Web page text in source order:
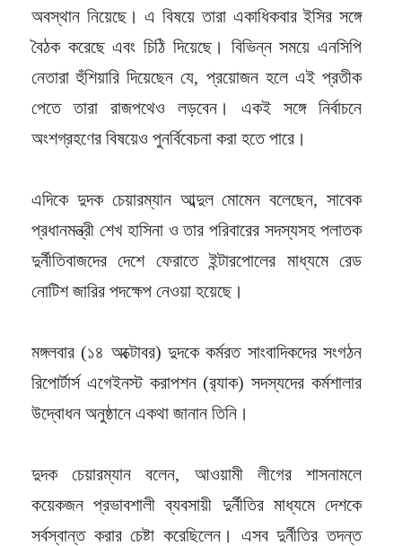
অবস্থান নিয়েছে। এ বিষয়ে তারা একাধিকবার ইসির সঙ্গে
বৈঠক করেছে এবং চিঠি দিয়েছে। বিভিন্ন সময়ে এনসিপি
নেতারা হুঁশিয়ারি দিয়েছেন যে, প্রয়োজন হলে এই প্রতীক
পেতে তারা রাজপথেও লড়বেন। একই সঙ্গে নির্বাচনে
অংশগ্রহণের বিষয়েও পুনর্বিবেচনা করা হতে পারে।
এদিকে দুদক চেয়ারম্যান আব্দুল মোমেন বলেছেন, সাবেক
প্রধানমন্ত্রী শেখ হাসিনা ও তার পরিবারের সদস্যসহ পলাতক
দুর্নীতিবাজদের দেশে ফেরাতে ইন্টারপোলের মাধ্যমে রেড
নোটিশ জারির পদক্ষেপ নেওয়া হয়েছে।
মঙ্গলবার (১৪ অক্টোবর) দুদকে কর্মরত সাংবাদিকদের সংগঠন
রিপোর্টার্স এগেইনস্ট করাপশন (র‍্যাক) সদস্যদের কর্মশালার
উদ্বোধন অনুষ্ঠানে একথা জানান তিনি।
দুদক চেয়ারম্যান বলেন, আওয়ামী লীগের শাসনামলে
কয়েকজন প্রভাবশালী ব্যবসায়ী দুর্নীতির মাধ্যমে দেশকে
সর্বস্বান্ত করার চেষ্টা করেছিলেন। এসব দুর্নীতির তদন্ত